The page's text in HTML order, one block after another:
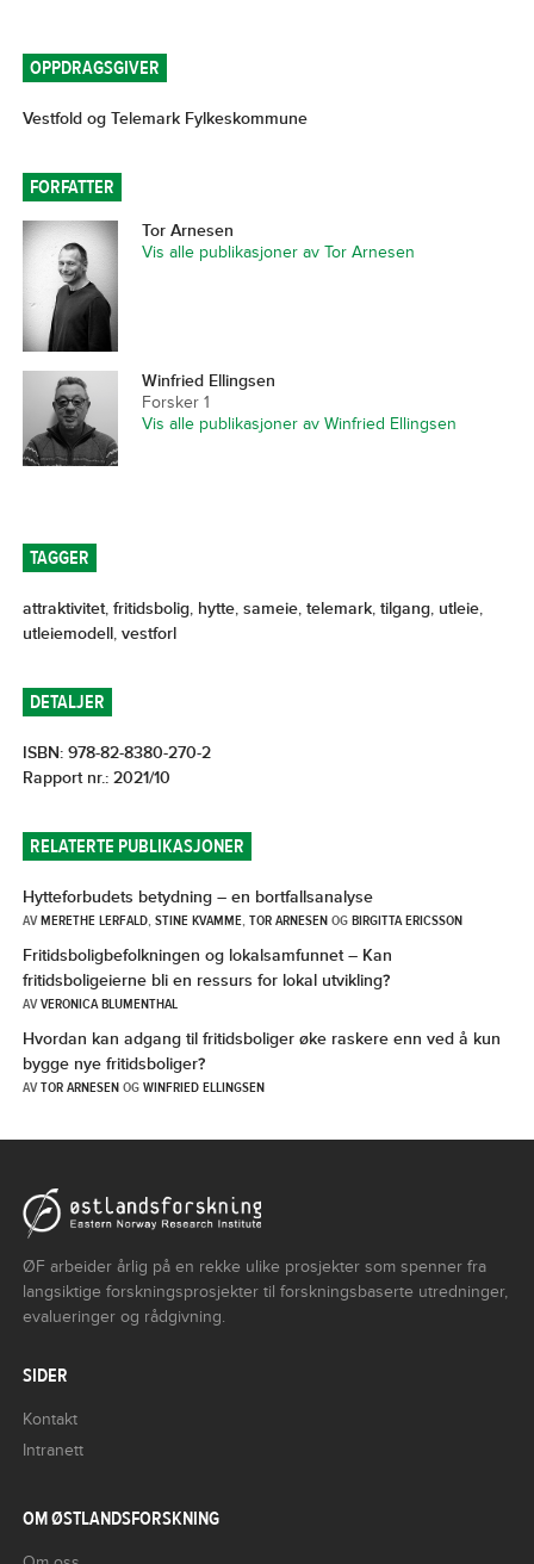
OPPDRAGSGIVER
Vestfold og Telemark Fylkeskommune
FORFATTER
Tor Arnesen
Vis alle publikasjoner av Tor Arnesen
Winfried Ellingsen
Forsker 1
Vis alle publikasjoner av Winfried Ellingsen
TAGGER
attraktivitet, fritidsbolig, hytte, sameie, telemark, tilgang, utleie,
utleiemodell, vestforl
DETALJER
ISBN: 978-82-8380-270-2
Rapport nr.: 2021/10
RELATERTE PUBLIKASJONER
Hytteforbudets betydning – en bortfallsanalyse
AVMERETHE LERFALD,STINE KVAMME,TOR ARNESENOGBIRGITTA ERICSSON
Fritidsboligbefolkningen og lokalsamfunnet – Kan
fritidsboligeierne bli en ressurs for lokal utvikling?
AVVERONICA BLUMENTHAL
Hvordan kan adgang til fritidsboliger øke raskere enn ved å kun
bygge nye fritidsboliger?
AVTOR ARNESENOGWINFRIED ELLINGSEN
ØF arbeider årlig på en rekke ulike prosjekter som spenner fra
langsiktige forskningsprosjekter til forskningsbaserte utredninger,
evalueringer og rådgivning.
SIDER
Kontakt
Intranett
OM ØSTLANDSFORSKNING